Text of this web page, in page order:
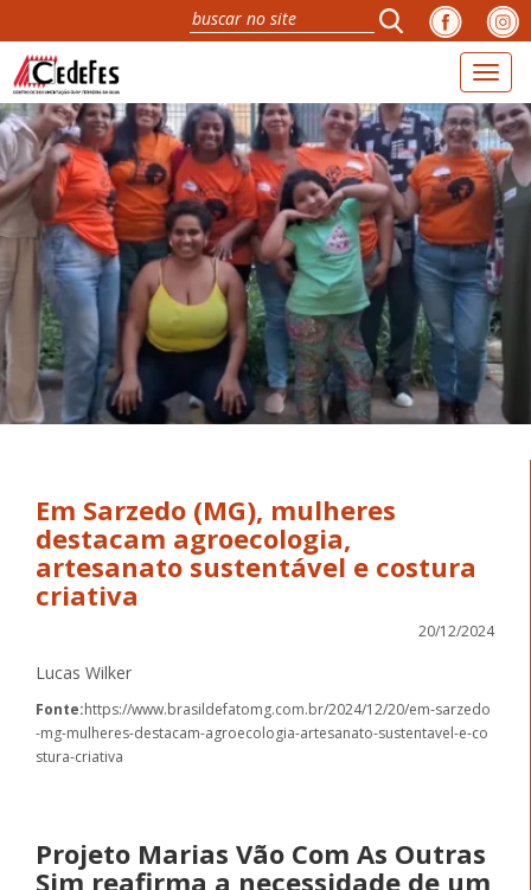
Em Sarzedo (MG), mulheres
destacam agroecologia,
artesanato sustentável e costura
criativa
20/12/2024
Lucas Wilker
Fonte:https://www.brasildefatomg.com.br/2024/12/20/em-sarzedo
-mg-mulheres-destacam-agroecologia-artesanato-sustentavel-e-co
stura-criativa
Projeto Marias Vão Com As Outras
Sim reafirma a necessidade de um